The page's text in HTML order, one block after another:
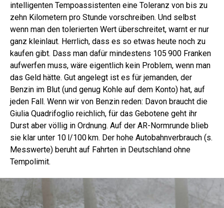
intelligenten Tempoassistenten eine Toleranz von bis zu
zehn Kilometern pro Stunde vorschreiben. Und selbst
wenn man den tolerierten Wert überschreitet, warnt er nur
ganz kleinlaut. Herrlich, dass es so etwas heute noch zu
kaufen gibt. Dass man dafür mindestens 105 900 Franken
aufwerfen muss, wäre eigentlich kein Problem, wenn man
das Geld hätte. Gut angelegt ist es für jemanden, der
Benzin im Blut (und genug Kohle auf dem Konto) hat, auf
jeden Fall. Wenn wir von Benzin reden: Davon braucht die
Giulia Quadrifoglio reichlich, für das Gebotene geht ihr
Durst aber völlig in Ordnung. Auf der AR-Normrunde blieb
sie klar unter 10 l/100 km. Der hohe Autobahnverbrauch (s.
Messwerte) beruht auf Fahrten in Deutschland ohne
Tempolimit.